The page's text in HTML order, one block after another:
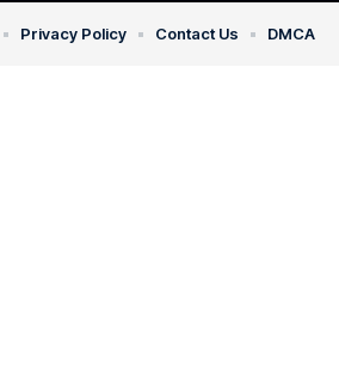
Privacy Policy Contact Us DMCA